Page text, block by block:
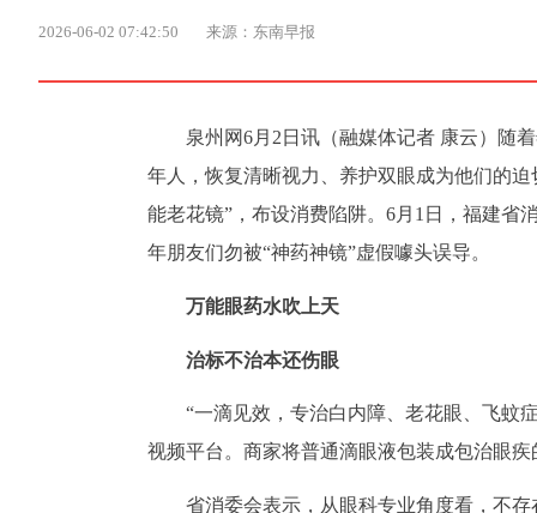
2026-06-02 07:42:50 来源：东南早报
泉州网6月2日讯（融媒体记者 康云）随
年人，恢复清晰视力、养护双眼成为他们的
能老花镜”，布设消费陷阱。6月1日，福建省
年朋友们勿被“神药神镜”虚假噱头误导。
万能眼药水吹上天
治标不治本还伤眼
“一滴见效，专治白内障、老花眼、飞蚊
视频平台。商家将普通滴眼液包装成包治眼
省消委会表示，从眼科专业角度看，不